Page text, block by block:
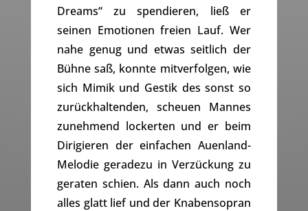
Dreams“ zu spendieren, ließ er
seinen Emotionen freien Lauf. Wer
nahe genug und etwas seitlich der
Bühne saß, konnte mitverfolgen, wie
sich Mimik und Gestik des sonst so
zurückhaltenden, scheuen Mannes
zunehmend lockerten und er beim
Dirigieren der einfachen Auenland-
Melodie geradezu in Verzückung zu
geraten schien. Als dann auch noch
alles glatt lief und der Knabensopran